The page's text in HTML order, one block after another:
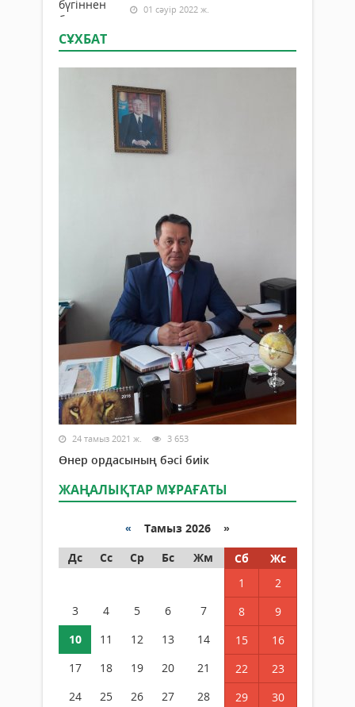
01 сәуір 2022 ж.
СҰХБАТ
24 тамыз 2021 ж. 3 653
Өнер ордасының бәсі биік
ЖАҢАЛЫҚТАР МҰРАҒАТЫ
« Тамыз 2026 »
Дс
Сс Ср Бс Жм Сб
Жс
1
2
3
4 5 6 7 8
9
10
11 12 13 14 15
16
17
18 19 20 21 22
23
24
25 26 27 28 29 30